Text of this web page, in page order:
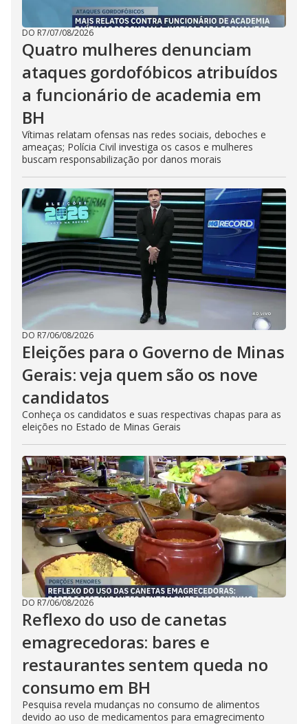
DO R7/07/08/2026
Quatro mulheres denunciam
ataques gordofóbicos atribuídos
a funcionário de academia em
BH
Vítimas relatam ofensas nas redes sociais, deboches e
ameaças; Polícia Civil investiga os casos e mulheres
buscam responsabilização por danos morais
DO R7/06/08/2026
Eleições para o Governo de Minas
Gerais: veja quem são os nove
candidatos
Conheça os candidatos e suas respectivas chapas para as
eleições no Estado de Minas Gerais
DO R7/06/08/2026
Reflexo do uso de canetas
emagrecedoras: bares e
restaurantes sentem queda no
consumo em BH
Pesquisa revela mudanças no consumo de alimentos
devido ao uso de medicamentos para emagrecimento